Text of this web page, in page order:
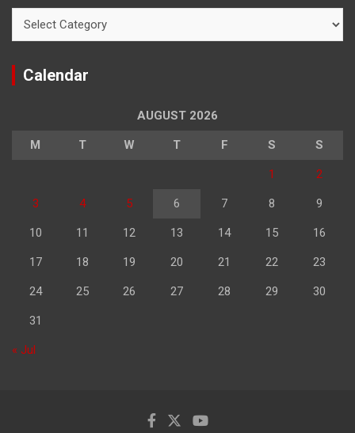
Calendar
AUGUST 2026
M T W T F S S
1 2
3 4 5 6 7 8 9
10 11 12 13 14 15 16
17 18 19 20 21 22 23
24 25 26 27 28 29 30
31
« Jul